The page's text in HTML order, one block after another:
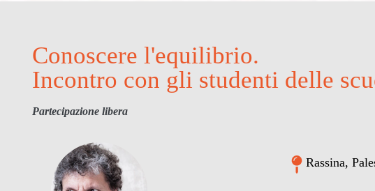
Conoscere l'equilibrio.
Incontro con gli studenti delle
Partecipazione libera
Rassina,